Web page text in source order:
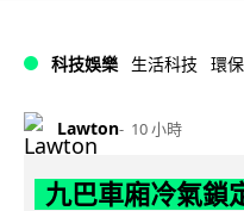
科技娛樂 生活科技 環保
Lawton 10 小時
九巴車廂冷氣鎖